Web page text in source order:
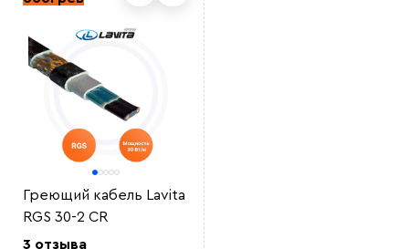
Греющий кабель Lavita
RGS 30-2 CR
3 отзыва